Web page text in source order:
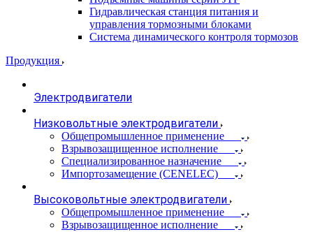
Гидравлическая станция питания и
управления тормозными блоками
Система динамического контроля тормозов
Продукция
Электродвигатели
Низковольтные электродвигатели
Общепромышленное применение
Взрывозащищенное исполнение
Специализированное назначение
Импортозамещение (CENELEC)
Высоковольтные электродвигатели
Общепромышленное применение
Взрывозащищенное исполнение